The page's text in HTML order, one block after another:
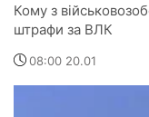
Кому з
штрафи за ВЛК
08:00 20.01